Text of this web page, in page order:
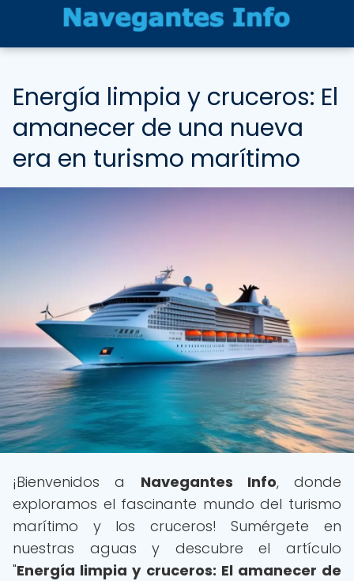
Energía limpia y cruceros: El
amanecer de una nueva
era en turismo marítimo
¡Bienvenidos a Navegantes Info, donde
exploramos el fascinante mundo del turismo
marítimo y los cruceros! Sumérgete en
nuestras aguas y descubre el artículo
"Energía limpia y cruceros: El amanecer de